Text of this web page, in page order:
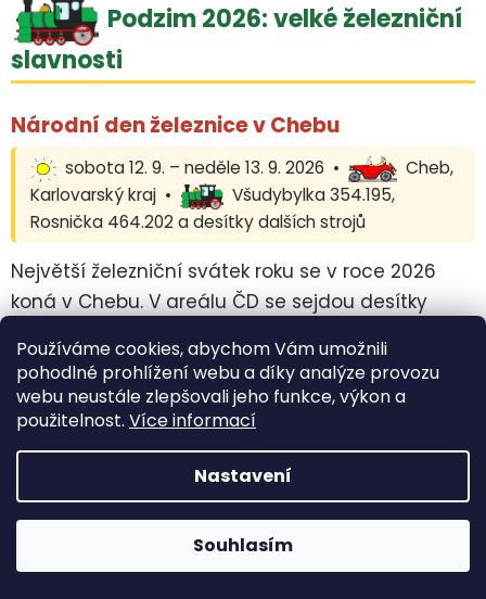
Používáme cookies, abychom Vám umožnili
pohodlné prohlížení webu a díky analýze provozu
webu neustále zlepšovali jeho funkce, výkon a
použitelnost. Více informací
Nastavení
Souhlasím
Podzim 2026: velké železniční
slavnosti
Národní den železnice v Chebu
sobota 12. 9. – neděle 13. 9. 2026 •
Cheb,
Karlovarský kraj •
Všudybylka 354.195,
Rosnička 464.202 a desítky dalších strojů
Největší železniční svátek roku se v roce 2026
koná v Chebu. V areálu ČD se sejdou desítky
rozdělený do tří světů — historie, změny a
zábavy. Děti uvidí parní lokomotivy zblízka,
projedou se zvláštními vlaky a večer čeká noční
show. Sobota 9–17 h, neděle 9–14 h. Děti do 6 let
zdarma, vstupné v předprodeji levnější.
Podrobnosti vnašem článku o akci
Oficiální web:denzeleznice.cz.